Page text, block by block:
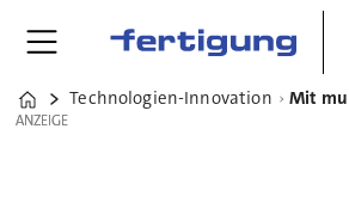
Home
Technologien-Innovation
ANZEIGE
ANZEIGE